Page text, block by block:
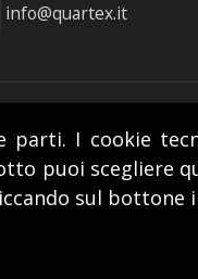
info@quartex.it
28 20144 Milano -
I cookie
puoi scegliere
sul bottone